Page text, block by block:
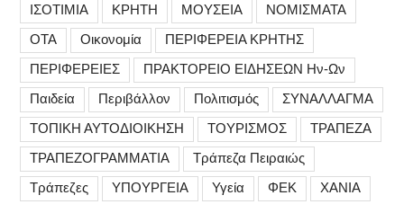
ΙΣΟΤΙΜΙΑ
ΚΡΗΤΗ ΜΟΥΣΕΙΑ
ΝΟΜΙΣΜΑΤΑ
ΟΤΑ
Οικονομία
ΠΕΡΙΦΕΡΕΙΑ ΚΡΗΤΗΣ
ΠΕΡΙΦΕΡΕΙΕΣ
ΠΡΑΚΤΟΡΕΙΟ ΕΙΔΗΣΕΩΝ Ην-Ων
Παιδεία
Περιβάλλον Πολιτισμός
ΣΥΝΑΛΛΑΓΜΑ
ΤΟΠΙΚΗ ΑΥΤΟΔΙΟΙΚΗΣΗ
ΤΟΥΡΙΣΜΟΣ
ΤΡΑΠΕΖΑ
ΤΡΑΠΕΖΟΓΡΑΜΜΑΤΙΑ
Τράπεζα Πειραιώς
Τράπεζες
ΥΠΟΥΡΓΕΙΑ Υγεία ΦΕΚ ΧΑΝΙΑ